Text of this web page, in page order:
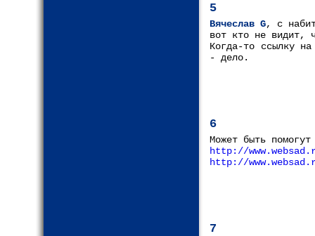
5
Вячеслав G, с
вот кто не видит,
Когда-то ссылку
- дело.
6
Может быть
http://
http://
7